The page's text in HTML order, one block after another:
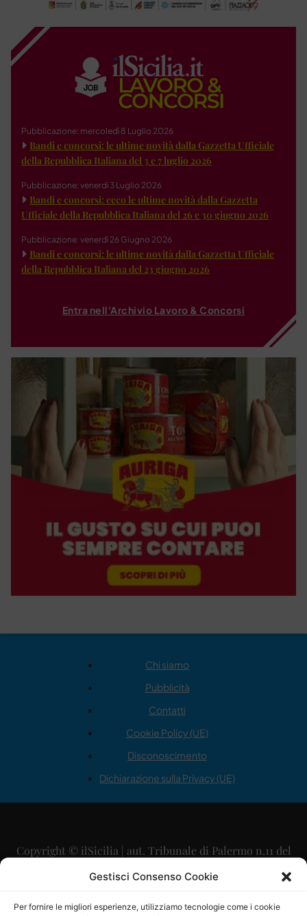
Gestisci Consenso Cookie
Per fornire le migliori esperienze, utilizziamo tecnologie come i cookie
Pubblicazione: mercoledì 8 Luglio 2026
Bandi e concorsi: le ultime novità dalla Gazzetta Ufficiale
della Repubblica Italiana del 3 e 7 luglio 2026
Pubblicazione: venerdì 3 Luglio 2026
Bandi e concorsi: ecco le ultime novità dalla Gazzetta
Ufficiale della Repubblica Italiana del 26 e 30 giugno 2026
Pubblicazione: venerdì 26 Giugno 2026
Bandi e concorsi: le ultime novità dalla Gazzetta Ufficiale
della Repubblica Italiana del 23 giugno 2026
Entra nell'Archivio Lavoro & Concorsi
Chi siamo
Pubblicità
Contatti
Cookie Policy (UE)
Disconoscimento
Dichiarazione sulla Privacy (UE)
Copyright © ilSicilia | aut. Tribunale di Palermo n.11 del
29/09/2015